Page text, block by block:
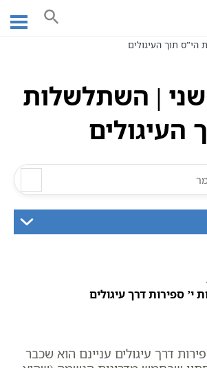
תוך העיגולים
| השתלשלות
העיגולים
ספירות דרך עיגולים
דרך עיגולים עניינם הוא שכבר